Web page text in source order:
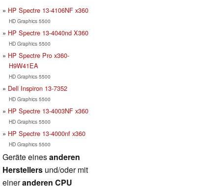
HP Spectre 13-4106NF x360
HD Graphics 5500
HP Spectre 13-4040nd X360
HD Graphics 5500
HP Spectre Pro x360-
H9W41EA
HD Graphics 5500
Dell Inspiron 13-7352
HD Graphics 5500
HP Spectre 13-4003NF x360
HD Graphics 5500
HP Spectre 13-4000nf x360
HD Graphics 5500
Geräte einesanderen
Herstellers und/oder mit
eineranderen CPU